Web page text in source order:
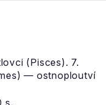
(Pisces). 7.
— ostnoploutví
s.